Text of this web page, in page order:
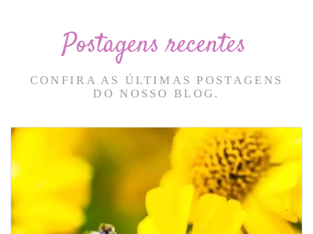
Postagens recentes
CONFIRA AS ÚLTIMAS POSTAGENS
DO NOSSO BLOG.